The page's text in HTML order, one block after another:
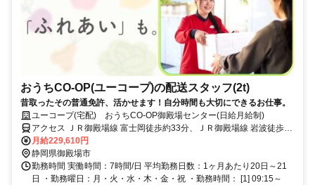
おうちCO-OP(ユーコープ)の配送スタッフ(2t)
昔取ったその普通免許、活かせます！自分時間も大切にできるお仕事。
ユーコープ(宅配) おうちCO-OP御殿場センター(日給月給制)
アクセス ＪＲ御殿場線 富士岡徒歩約33分、ＪＲ御殿場線 岩波徒歩約
32分、ＪＲ御殿場線 南御殿場徒歩約65分
月給229,610円
静岡県御殿場市
勤務時間 実働時間：7時間/日 平均勤務日数：1ヶ月あたり20日～21
日 ・勤務曜日：月・火・水・木・金・祝 ・勤務時間： [1] 09:15～